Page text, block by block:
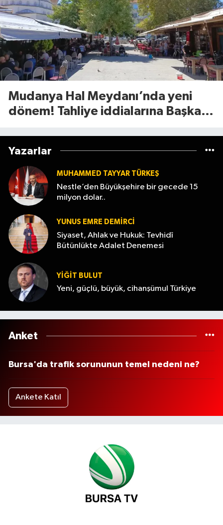
Mudanya Hal Meydanı’nda yeni
dönem! Tahliye iddialarına Başkan
Yazarlar
MUHAMMED TAYYAR TÜRKEŞ
Nestle’den Büyükşehire bir gecede 15
milyon dolar..
YUNUS EMRE DEMIRCI
Siyaset, Ahlak ve Hukuk: Tevhidî
Bütünlükte Adalet Denemesi
YİĞİT BULUT
Yeni, güçlü, büyük, cihanşümul Türkiye
Anket
Bursa'da trafik sorununun temel nedeni ne?
Ankete Katıl